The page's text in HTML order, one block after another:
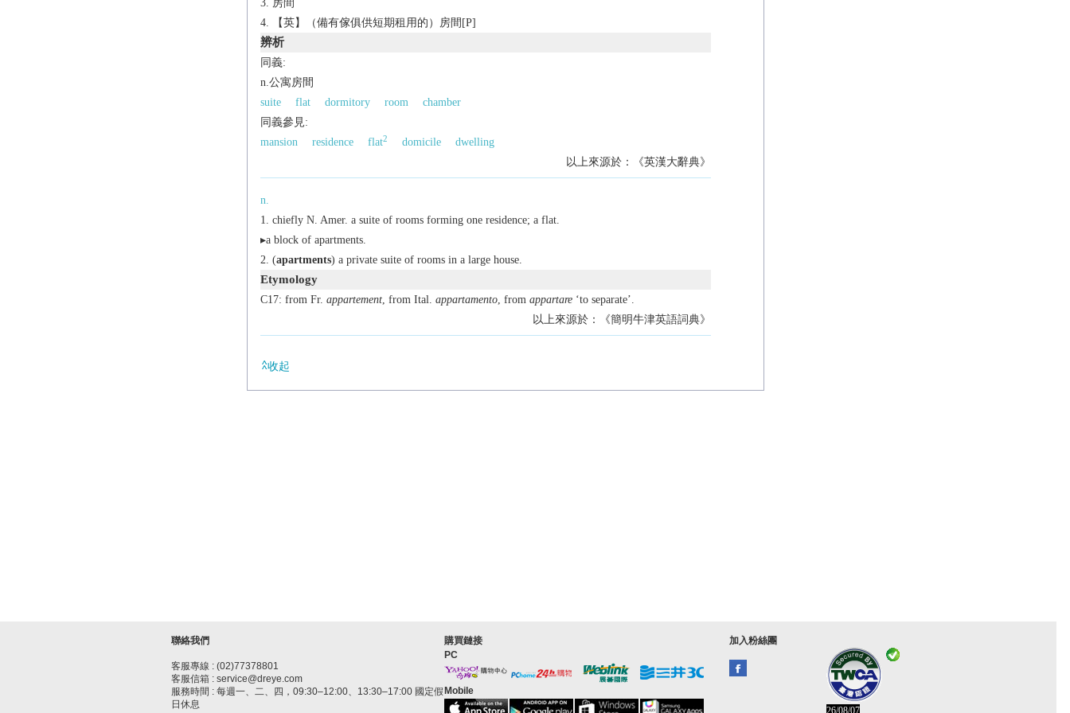
房間
【英】（備有傢俱供短期租用的）房間[P]
辨析
同義:
n.公寓房間
suite
flat dormitory room
chamber
同義參見:
mansion
residence flat2 domicile
dwelling
以上來源於：《英漢大辭典》
n.
chiefly N. Amer. a suite of rooms forming one residence; a flat.
▸a block of apartments.
(apartments) a private suite of rooms in a large house.
Etymology
C17: from Fr. appartement, from Ital. appartamento, from appartare‘to separate’.
以上來源於：《簡明牛津英語詞典》
收起
聯絡我們
客服專線 : (02)77378801
客服信箱 : service@dreye.com
服務時間 : 每週一、二、四，09:30–12:00、13:30–17:00 國定假
日休息
購買鏈接
PC
Mobile
加入粉絲團
26/08/07